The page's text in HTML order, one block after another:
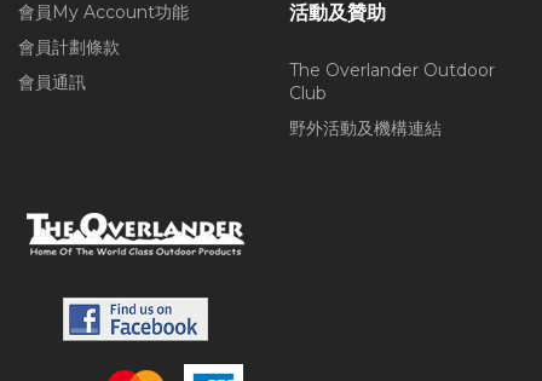
會員My Account功能
會員計劃條款
會員通訊
活動及贊助
The Overlander Outdoor
Club
野外活動及機構連結